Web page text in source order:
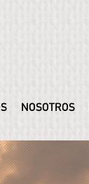
NOSOTROS